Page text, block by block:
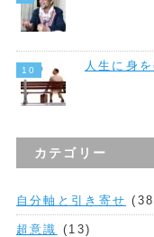
人生に身
カテゴリー
自分軸と引き寄せ
超意識 (13)